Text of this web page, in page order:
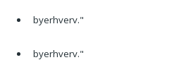
byerhverv."
byerhverv."